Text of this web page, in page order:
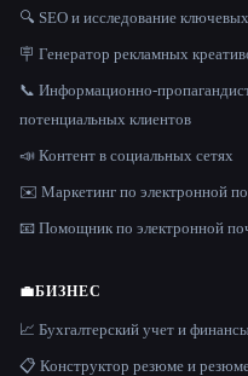
🔍 SEO и исследование
🪧 Генератор рекламных
📞 Информационно-
потенциальных клиентов
📣 Контент в социальных сетях
✉️ Маркетинг по электронной
📧 Помощник по электронной
💼БИЗНЕС
📈 Бухгалтерский учет и
📋 Конструктор резюме и